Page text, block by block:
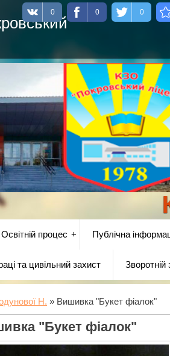
Освітній процес Публічна
та цивільний захист Зворотній
Н. » Вишивка "Букет фіалок"
"Букет фіалок"
0 0 0